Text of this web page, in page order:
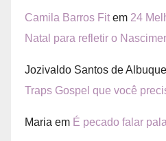
Camila Barros Fitem 24
Natal para refletir o
Jozivaldo Santos de
Traps Gospel que você
Maria em É pecado falar